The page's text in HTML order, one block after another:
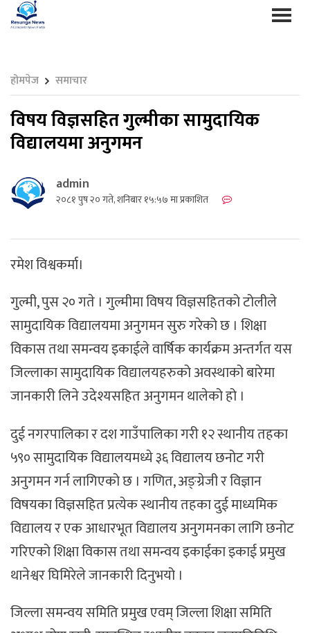
होमपेज समाचार
विषय विज्ञसहित गुल्मीका सामुदायिक
विद्यालयमा अनुगमन
admin
२०८१ पुष २० गते, शनिबार १५:५७ मा प्रकाशित
रमेश विश्वकर्मा।
गुल्मी, पुस २० गते । गुल्मीमा विषय विज्ञसहितको टोलीले
सामुदायिक विद्यालयमा अनुगमन सुरु गरेको छ । शिक्षा
विकास तथा समन्वय इकाईले वार्षिक कार्यक्रम अन्तर्गत यस
जिल्लाका सामुदायिक विद्यालयहरुको अवस्थाको बारेमा
जानकारी लिने उदेश्यसहित अनुगमन थालेको हो ।
दुई नगरपालिका र दश गाउँपालिका गरी १२ स्थानीय तहका
५९० सामुदायिक विद्यालयमध्ये ३६ विद्यालय छनोट गरी
अनुगमन गर्न लागिएको छ । गणित, अङ्ग्रेजी र विज्ञान
विषयका विज्ञसहित प्रत्येक स्थानीय तहका दुई माध्यमिक
विद्यालय र एक आधारभूत विद्यालय अनुगमनका लागि छनोट
गरिएको शिक्षा विकास तथा समन्वय इकाईका इकाई प्रमुख
थानेश्वर घिमिरेले जानकारी दिनुभयो ।
जिल्ला समन्वय समिति प्रमुख एवम् जिल्ला शिक्षा समिति